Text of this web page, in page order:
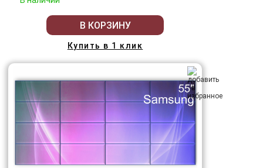
В КОРЗИНУ
Купить в 1 клик